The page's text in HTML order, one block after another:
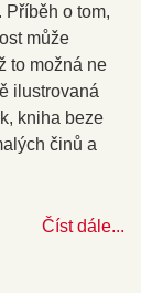
Příběh o tom,
může
to možná ne
ilustrovaná
kniha beze
činů a
Číst dále...